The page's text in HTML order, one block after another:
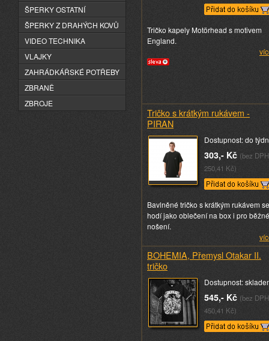
Tričko kapely Motörhead s motivem
England.
Tričko s krátkým rukávem -
PIRAN
Dostupnost: do
303,- Kč (bez DPH
250,41 Kč)
Bavlněné tričko s krátkým rukávem se
hodí jako oblečení na box i pro běžné
nošení.
BOHEMIA, Přemysl Otakar II.
tričko
Dostupnost:
545,- Kč (bez DPH
450,41 Kč)
ŠPERKY OSTATNÍ
ŠPERKY Z DRAHÝCH KOVŮ
VIDEO TECHNIKA
VLAJKY
ZAHRÁDKÁŘSKÉ POTŘEBY
ZBRANĚ
ZBROJE